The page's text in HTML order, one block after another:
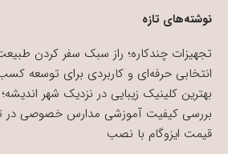
نوشته‌های تازه
تجهیزات چندکاره؛ راز سبک سفر کردن
انتخابی حرفه‌ای و کاربردی برای توسعه
بهترین کلینیک زیبایی در نزدیک شهر
بررسی کیفیت آموزشی مدارس خصوصی در
قیمت ایزوگام با نصب